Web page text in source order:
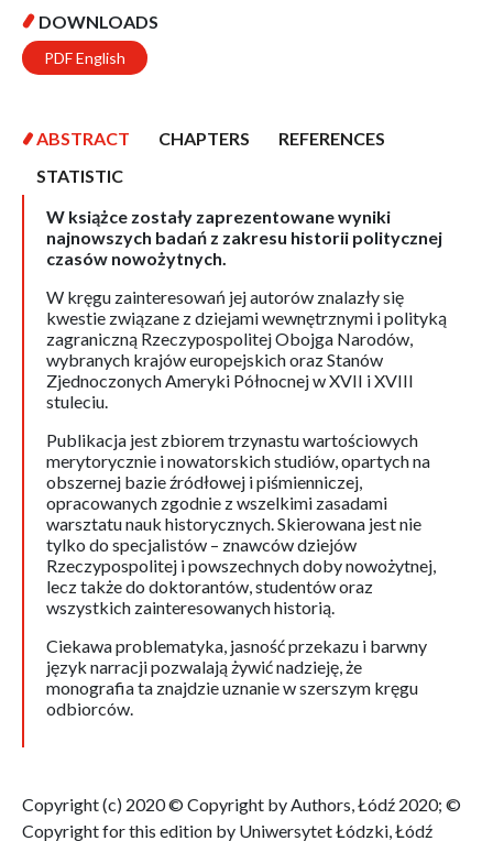
DOWNLOADS
PDF English
ABSTRACT CHAPTERS
REFERENCES
STATISTIC
W książce zostały zaprezentowane wyniki
najnowszych badań z zakresu historii politycznej
czasów nowożytnych.
W kręgu zainteresowań jej autorów znalazły się
kwestie związane z dziejami wewnętrznymi i polityką
zagraniczną Rzeczypospolitej Obojga Narodów,
wybranych krajów europejskich oraz Stanów
Zjednoczonych Ameryki Północnej w XVII i XVIII
stuleciu.
Publikacja jest zbiorem trzynastu wartościowych
merytorycznie i nowatorskich studiów, opartych na
obszernej bazie źródłowej i piśmienniczej,
opracowanych zgodnie z wszelkimi zasadami
warsztatu nauk historycznych. Skierowana jest nie
tylko do specjalistów – znawców dziejów
Rzeczypospolitej i powszechnych doby nowożytnej,
lecz także do doktorantów, studentów oraz
wszystkich zainteresowanych historią.
Ciekawa problematyka, jasność przekazu i barwny
język narracji pozwalają żywić nadzieję, że
monografia ta znajdzie uznanie w szerszym kręgu
odbiorców.
Copyright (c) 2020 © Copyright by Authors, Łódź 2020; ©
Copyright for this edition by Uniwersytet Łódzki, Łódź